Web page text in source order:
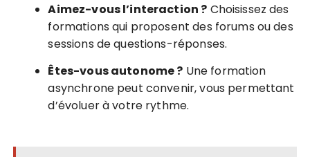
Aimez-vous l’interaction ? Choisissez des
formations qui proposent des forums ou des
sessions de questions-réponses.
Êtes-vous autonome ? Une formation
asynchrone peut convenir, vous permettant
d’évoluer à votre rythme.